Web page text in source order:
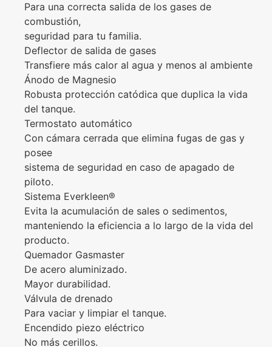
Para una correcta salida de los gases de
combustión,
seguridad para tu familia.
Deflector de salida de gases
Transfiere más calor al agua y menos al ambiente
Ánodo de Magnesio
Robusta protección catódica que duplica la vida
del tanque.
Termostato automático
Con cámara cerrada que elimina fugas de gas y
posee
sistema de seguridad en caso de apagado de
piloto.
Sistema Everkleen®
Evita la acumulación de sales o sedimentos,
manteniendo la eficiencia a lo largo de la vida del
producto.
Quemador Gasmaster
De acero aluminizado.
Mayor durabilidad.
Válvula de drenado
Para vaciar y limpiar el tanque.
Encendido piezo eléctrico
No más cerillos.